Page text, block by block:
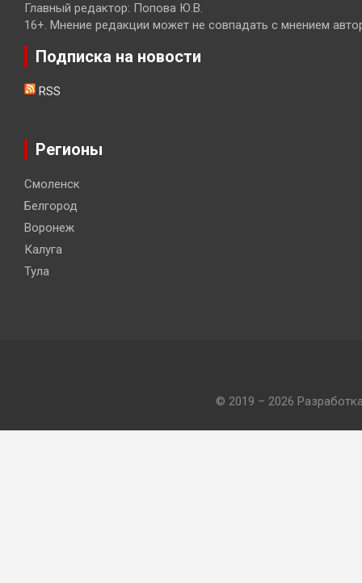
Главный редактор: Попова Ю.В.
16+. Мнение редакции может не совпадать с мнением
Подписка на новости
RSS
Регионы
Смоленск
Белгород
Воронеж
Калуга
Тула
© 2019 – 2026